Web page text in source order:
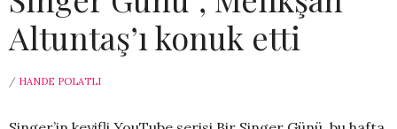
Altuntaş’ı konuk etti
/ HANDE POLATLI